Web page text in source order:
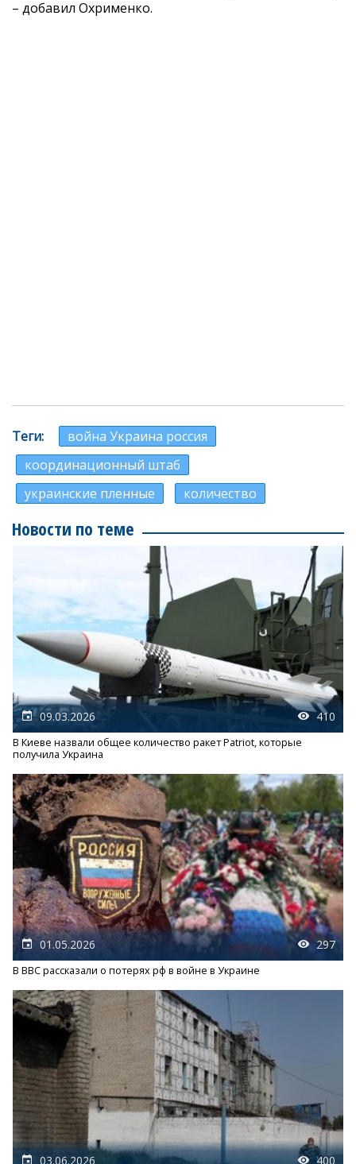
– добавил Охрименко.
Теги
война Украина россия
координационный штаб
украинские пленные
количество
Новости по теме
09.03.2026 410
В Киеве назвали общее количество ракет Patriot, которые
получила Украина
01.05.2026 297
В BBC рассказали о потерях рф в войне в Украине
03.06.2026 400